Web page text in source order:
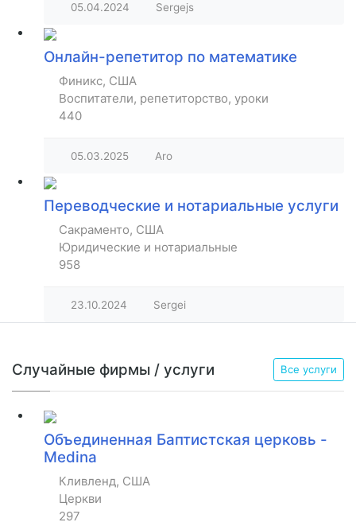
05.04.2024 Sergejs
Онлайн-репетитор по математике
Финикс, США
Воспитатели, репетиторство, уроки
440
05.03.2025 Aro
Переводческие и нотариальные услуги
Сакраменто, США
Юридические и нотариальные
958
23.10.2024 Sergei
Случайные фирмы / услуги Все услуги
Объединенная Баптистская церковь -
Medina
Кливленд, США
Церкви
297